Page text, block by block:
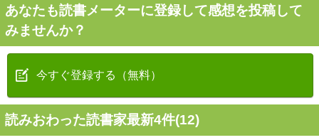
あなたも読書メーターに登録して感想を投稿して
みませんか？
今すぐ登録する（無料）
読みおわった読書家最新4件(12)